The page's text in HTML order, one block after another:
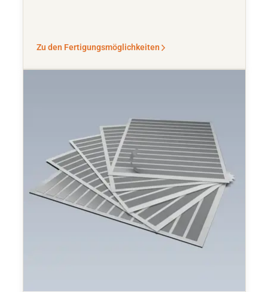
Zu den Fertigungsmöglichkeiten